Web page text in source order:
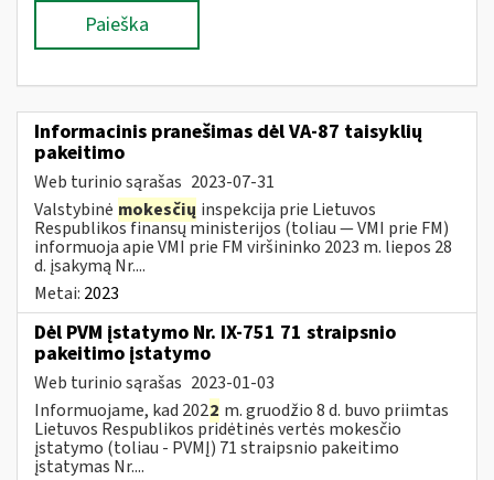
Paieška
Informacinis pranešimas dėl VA-87 taisyklių
pakeitimo
Web turinio sąrašas 2023-07-31
Valstybinė mokesčių inspekcija prie Lietuvos
Respublikos finansų ministerijos (toliau ― VMI prie FM)
informuoja apie VMI prie FM viršininko 2023 m. liepos 28
d. įsakymą Nr....
Metai: 2023
Dėl PVM įstatymo Nr. IX-751 71 straipsnio
pakeitimo įstatymo
Web turinio sąrašas 2023-01-03
Informuojame, kad 2022 m. gruodžio 8 d. buvo priimtas
Lietuvos Respublikos pridėtinės vertės mokesčio
įstatymo (toliau ­- PVMĮ) 71 straipsnio pakeitimo
įstatymas Nr....